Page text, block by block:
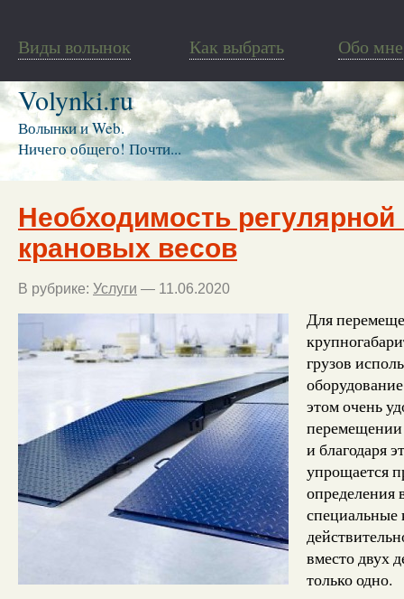
Виды волынок Как выбрать Обо мне
Volynki.ru
Волынки и Web.
Ничего общего! Почти...
Необходимость регулярной
крановых весов
В рубрике: Услуги — 11.06.2020
Для
грузов
этом очень
перемещении
и благодаря
упрощается
определения
специальные
вместо двух
только одно.